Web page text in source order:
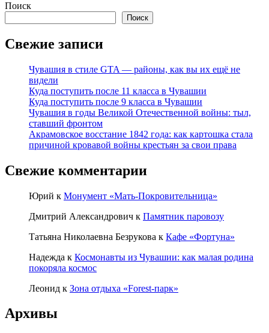
Поиск
Поиск
Свежие записи
Чувашия в стиле GTA — районы, как вы их ещё не
видели
Куда поступить после 11 класса в Чувашии
Куда поступить после 9 класса в Чувашии
Чувашия в годы Великой Отечественной войны: тыл,
ставший фронтом
Акрамовское восстание 1842 года: как картошка стала
причиной кровавой войны крестьян за свои права
Свежие комментарии
Юрий к Монумент «Мать-Покровительница»
Дмитрий Александрович к Памятник паровозу
Татьяна Николаевна Безрукова к Кафе «Фортуна»
Надежда к Космонавты из Чувашии: как малая родина
покоряла космос
Леонид к Зона отдыха «Forest-парк»
Архивы